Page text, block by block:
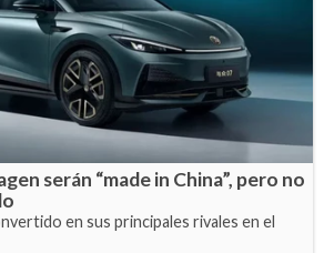
serán “made in China”, pero no
en sus principales rivales en el